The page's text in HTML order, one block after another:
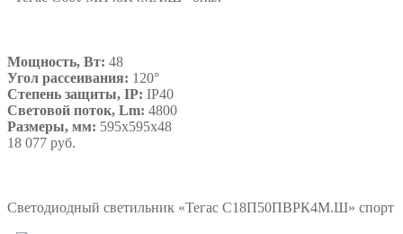
Мощность, Вт: 48
Угол рассеивания: 120°
Степень защиты, IP: IP40
Световой поток, Lm: 4800
Размеры, мм: 595х595х48
18 077 руб.
Светодиодный светильник «Тегас С18П50ПВРК4М.Ш» спорт